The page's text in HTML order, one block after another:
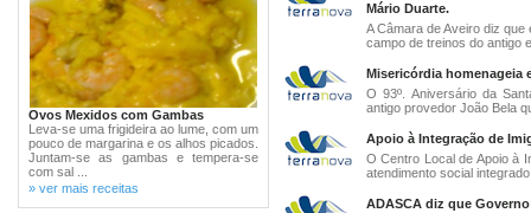
Ovos Mexidos com Gambas
Leva-se uma frigideira ao lume, com um
pouco de margarina e os alhos picados.
Juntam-se as gambas e tempera-se
com sal ...
» ver mais receitas
Mário Duarte.
A Câmara de Aveiro diz
campo de treinos do antigo
Misericórdia homenageia
O 93º. Aniversário da
antigo provedor João Bela
Apoio à Integração de
O Centro Local de Apoio à
atendimento social
ADASCA diz que